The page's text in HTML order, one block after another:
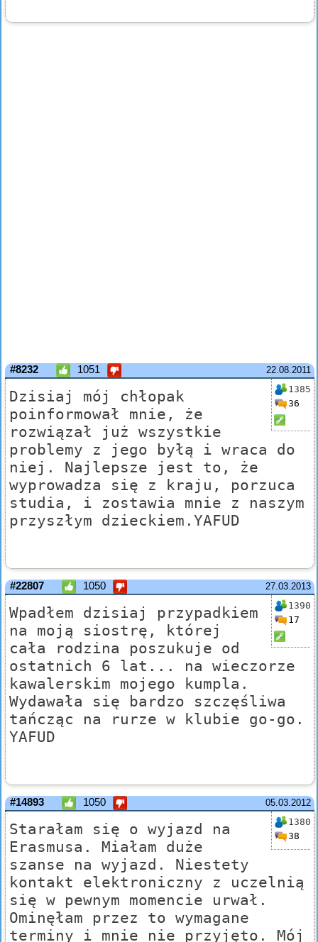
22.08.2011
#8232 1051
1385
36
Dzisiaj mój chłopak
poinformował mnie, że
rozwiązał już wszystkie
problemy z jego byłą i wraca do
niej. Najlepsze jest to, że
wyprowadza się z kraju, porzuca
studia, i zostawia mnie z naszym
przyszłym dzieckiem.YAFUD
27.03.2013
#22807 1050
1390
17
Wpadłem dzisiaj przypadkiem
na moją siostrę, której
cała rodzina poszukuje od
ostatnich 6 lat... na wieczorze
kawalerskim mojego kumpla.
Wydawała się bardzo szczęśliwa
tańcząc na rurze w klubie go-go.
YAFUD
05.03.2012
#14893 1050
1380
38
Starałam się o wyjazd na
Erasmusa. Miałam duże
szanse na wyjazd. Niestety
kontakt elektroniczny z uczelnią
się w pewnym momencie urwał.
Ominęłam przez to wymagane
terminy i mnie nie przyjęto. Mój